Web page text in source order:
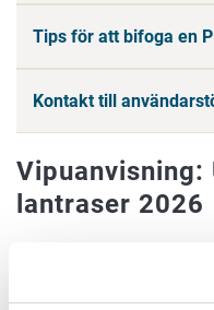
Tips för att bifoga en
Kontakt till
Vipuanvisning:
lantraser 2026
LäsMiljöavtal om